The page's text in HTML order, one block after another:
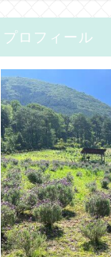
プロフィール